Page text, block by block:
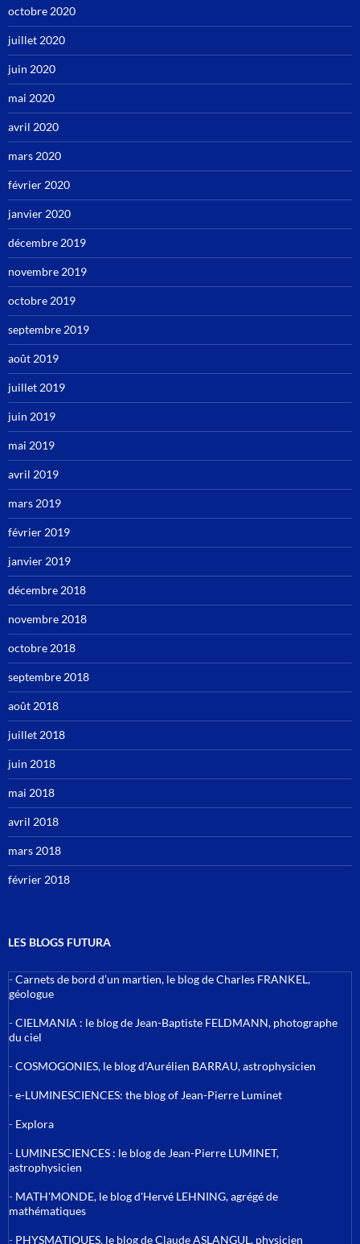
octobre 2020
juillet 2020
juin 2020
mai 2020
avril 2020
mars 2020
février 2020
janvier 2020
décembre 2019
novembre 2019
octobre 2019
septembre 2019
août 2019
juillet 2019
juin 2019
mai 2019
avril 2019
mars 2019
février 2019
janvier 2019
décembre 2018
novembre 2018
octobre 2018
septembre 2018
août 2018
juillet 2018
juin 2018
mai 2018
avril 2018
mars 2018
février 2018
LES BLOGS FUTURA
-Carnets de bord d’un martien, le blog de Charles FRANKEL,
géologue
-CIELMANIA : le blog de Jean-Baptiste FELDMANN, photographe
du ciel
-COSMOGONIES, le blog d'Aurélien BARRAU, astrophysicien
-e-LUMINESCIENCES: the blog of Jean-Pierre Luminet
- Explora
- LUMINESCIENCES : le blog de Jean-Pierre LUMINET,
astrophysicien
- MATH'MONDE, le blog d'Hervé LEHNING, agrégé de
mathématiques
- PHYSMATIQUES, le blog de Claude ASLANGUL, physicien